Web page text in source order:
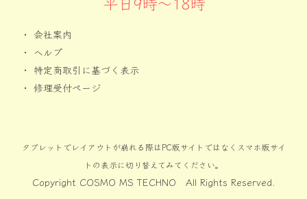
・ 会社案内
・ ヘルプ
・ 特定商取引に基づく表示
・ 修理受付ページ
タブレットでレイアウトが崩れる際はPC版サイトではなくスマホ版サイ
トの表示に切り替えてみてください。
Copyright COSMO MS TECHNO All Rights Reserved.